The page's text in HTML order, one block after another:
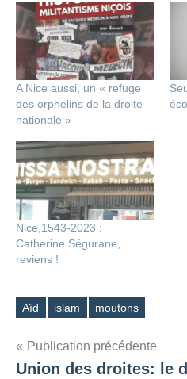
A Nice aussi, un « refuge
des orphelins de la droite
nationale »
Nice,1543-2023 :
Catherine Ségurane,
reviens !
Étiquettes
Aïd islam moutons
Navigation
Publication précédente
Union des droites: le